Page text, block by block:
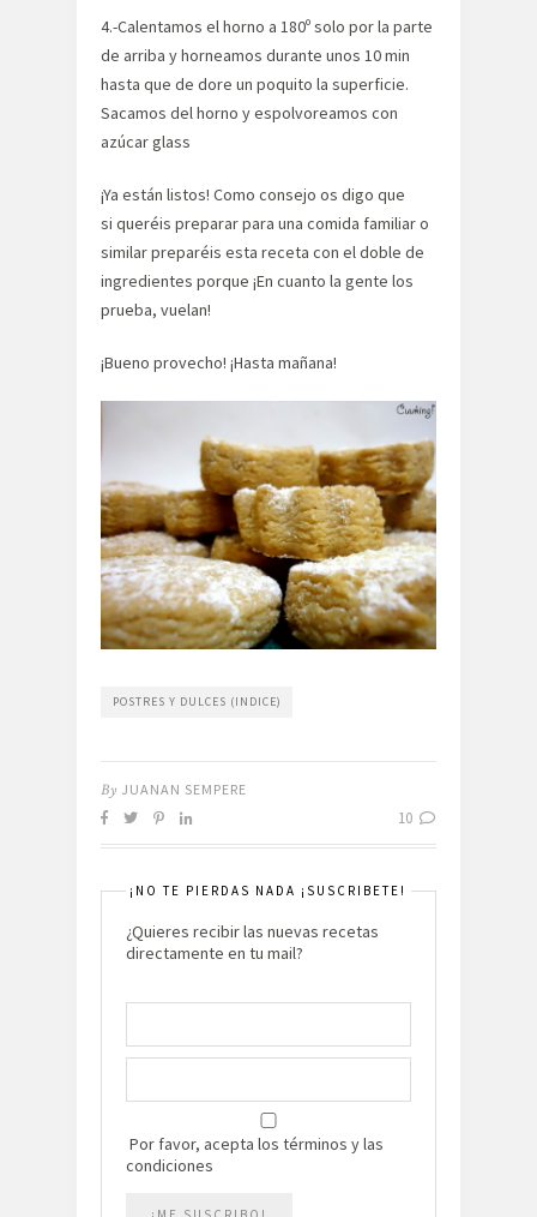
4.-Calentamos el horno a 180º solo por la parte
de arriba y horneamos durante unos 10 min
hasta que de dore un poquito la superficie.
Sacamos del horno y espolvoreamos con
azúcar glass
¡Ya están listos! Como consejo os digo que
si queréis preparar para una comida familiar o
similar preparéis esta receta con el doble de
ingredientes porque ¡En cuanto la gente los
prueba, vuelan!
¡Bueno provecho! ¡Hasta mañana!
POSTRES Y DULCES (INDICE)
By JUANAN SEMPERE
10
¡NO TE PIERDAS NADA ¡SUSCRIBETE!
¿Quieres recibir las nuevas recetas
directamente en tu mail?
Por favor, acepta los términos y las
condiciones